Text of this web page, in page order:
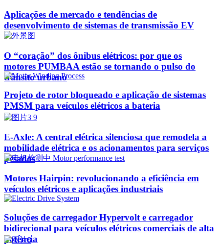
Aplicações de mercado e tendências de
desenvolvimento de sistemas de transmissão EV
O “coração” dos ônibus elétricos: por que os
motores PUMBAA estão se tornando o pulso do
trânsito urbano
Projeto de rotor bloqueado e aplicação de sistemas
PMSM para veículos elétricos a bateria
E-Axle: A central elétrica silenciosa que remodela a
mobilidade elétrica e os acionamentos para serviços
pesados
Motores Hairpin: revolucionando a eficiência em
veículos elétricos e aplicações industriais
Soluções de carregador Hypervolt e carregador
bidirecional para veículos elétricos comerciais de alta
potência